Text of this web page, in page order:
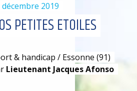
décembre 2019
PETITES ETOILES
& handicap / Essonne (91)
Lieutenant Jacques Afonso